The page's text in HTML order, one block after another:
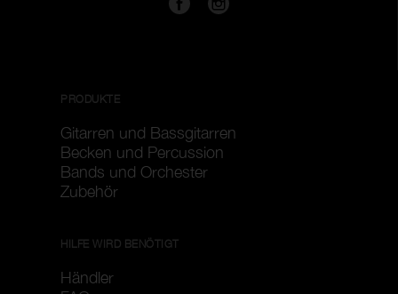
PRODUKTE
Gitarren und Bassgitarren
Becken und Percussion
Bands und Orchester
Zubehör
HILFE WIRD BENÖTIGT
Händler